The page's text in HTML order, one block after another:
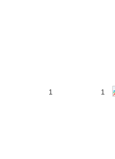
1 1